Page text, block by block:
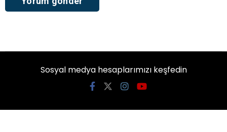
Sosyal medya hesaplarımızı keşfedin